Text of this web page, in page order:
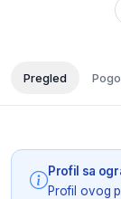
Pregled
Profil sa
Profil ovog